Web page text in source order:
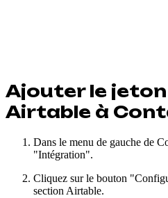
Ajouter le
Airtable à
Dans le menu de gauche de
"Intégration".
Cliquez sur le bouton
section Airtable.